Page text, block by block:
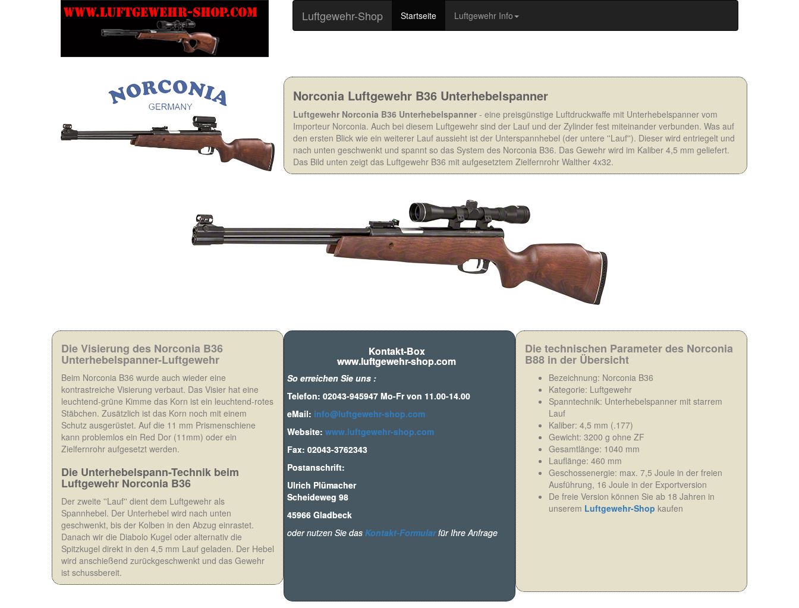
Luftgewehr-Shop Startseite(current)Luftgewehr Info
Norconia Luftgewehr B36 Unterhebelspanner
Luftgewehr Norconia B36 Unterhebelspanner - eine preisgünstige Luftdruckwaffe mit Unterhebelspanner vom
Importeur Norconia. Auch bei diesem Luftgewehr sind der Lauf und der Zylinder fest miteinander verbunden. Was auf
den ersten Blick wie ein weiterer Lauf aussieht ist der Unterspannhebel (der untere ''Lauf''). Dieser wird entriegelt und
nach unten geschwenkt und spannt so das System des Norconia B36. Das Gewehr wird im Kaliber 4,5 mm geliefert.
Das Bild unten zeigt das Luftgewehr B36 mit aufgesetztem Zielfernrohr Walther 4x32.
Die Visierung des Norconia B36
Unterhebelspanner-Luftgewehr
Beim Norconia B36 wurde auch wieder eine
kontrastreiche Visierung verbaut. Das Visier hat eine
leuchtend-grüne Kimme das Korn ist ein leuchtend-rotes
Stäbchen. Zusätzlich ist das Korn noch mit einem
Schutz ausgerüstet. Auf die 11 mm Prismenschiene
kann problemlos ein Red Dor (11mm) oder ein
Zielfernrohr aufgesetzt werden.
Die Unterhebelspann-Technik beim
Luftgewehr Norconia B36
Der zweite ''Lauf'' dient dem Luftgewehr als
Spannhebel. Der Unterhebel wird nach unten
geschwenkt, bis der Kolben in den Abzug einrastet.
Danach wir die Diabolo Kugel oder alternativ die
Spitzkugel direkt in den 4,5 mm Lauf geladen. Der Hebel
wird anschießend zurückgeschwenkt und das Gewehr
ist schussbereit.
Kontakt-Box
www.luftgewehr-shop.com
So erreichen Sie uns :
Telefon: 02043-945947 Mo-Fr von 11.00-14.00
eMail: info@luftgewehr-shop.com
Website: www.luftgewehr-shop.com
Fax: 02043-3762343
Postanschrift:
Ulrich Plümacher
Scheideweg 98
45966 Gladbeck
oder nutzen Sie das Kontakt-Formularfür Ihre Anfrage
Die technischen Parameter des Norconia
B88 in der Übersicht
Bezeichnung: Norconia B36
Kategorie: Luftgewehr
Spanntechnik: Unterhebelspanner mit starrem
Lauf
Kaliber: 4,5 mm (.177)
Gewicht: 3200 g ohne ZF
Gesamtlänge: 1040 mm
Lauflänge: 460 mm
Geschossenergie: max. 7,5 Joule in der freien
Ausführung, 16 Joule in der Exportversion
De freie Version können Sie ab 18 Jahren in
unserem Luftgewehr-Shop kaufen